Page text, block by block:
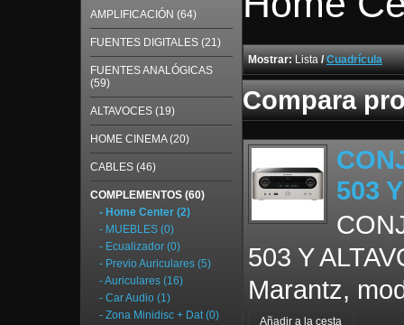
AMPLIFICACIÓN (64)
FUENTES DIGITALES (21)
FUENTES ANALÓGICAS
(59)
ALTAVOCES (19)
HOME CINEMA (20)
CABLES (46)
COMPLEMENTOS (60)
- Home Center (2)
- MUEBLES (0)
- Ecualizador (0)
- Previo Auriculares (5)
- Auriculares (16)
- Car Audio (1)
- Zona Minidisc + Dat (0)
Mostrar:Lista/ Cuadrícula
Compara
503
503 Y
Marantz,